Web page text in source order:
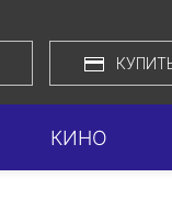
КИНО